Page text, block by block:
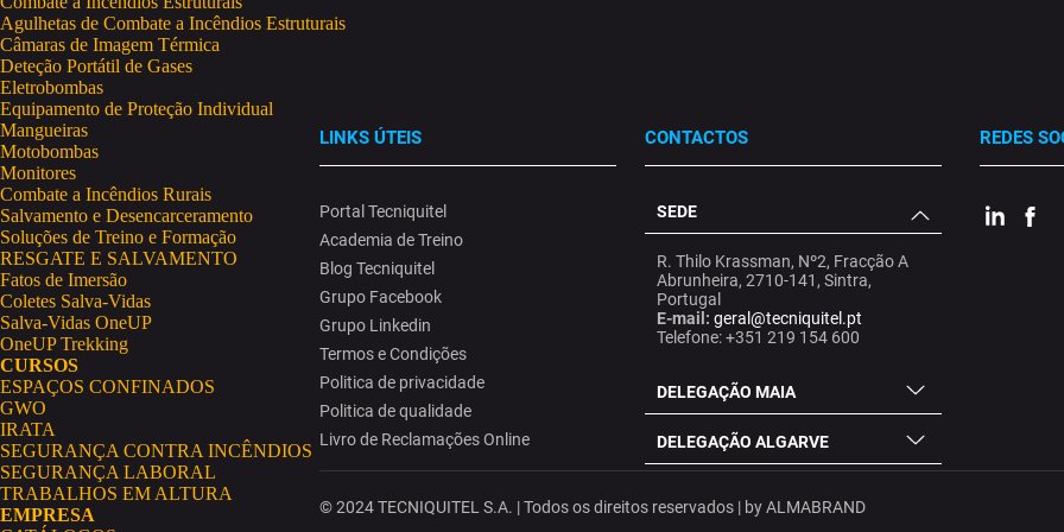
Agulhetas de Combate a Incêndios Estruturais
Câmaras de Imagem Térmica
Deteção Portátil de Gases
Eletrobombas
Equipamento de Proteção Individual
Mangueiras
Motobombas
Monitores
Combate a Incêndios Rurais
Salvamento e Desencarceramento
Soluções de Treino e Formação
RESGATE E SALVAMENTO
Fatos de Imersão
Coletes Salva-Vidas
Salva-Vidas OneUP
OneUP Trekking
CURSOS
ESPAÇOS CONFINADOS
GWO
IRATA
SEGURANÇA CONTRA INCÊNDIOS
SEGURANÇA LABORAL
TRABALHOS EM ALTURA
EMPRESA
LINKS ÚTEIS
Portal Tecniquitel
Academia de Treino
Blog Tecniquitel
Grupo Facebook
Grupo Linkedin
Termos e Condições
Politica de privacidade
Politica de qualidade
Livro de Reclamações Online
CONTACTOS
SEDE
R. Thilo Krassman, Nº2, Fracção A
Abrunheira, 2710-141, Sintra,
Portugal
E-mail: geral@tecniquitel.pt
Telefone: +351 219 154 600
DELEGAÇÃO MAIA
DELEGAÇÃO ALGARVE
REDES
© 2024 TECNIQUITEL S.A. | Todos os direitos reservados | byALMABRAND